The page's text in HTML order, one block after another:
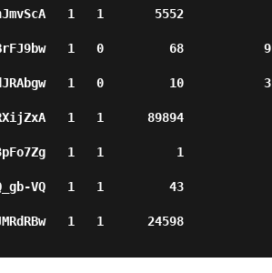
1   1       5552
1   0         68           9
1   0         10           3
1   1      89894
1   1          1
VQ   1   1         43
1   1      24598